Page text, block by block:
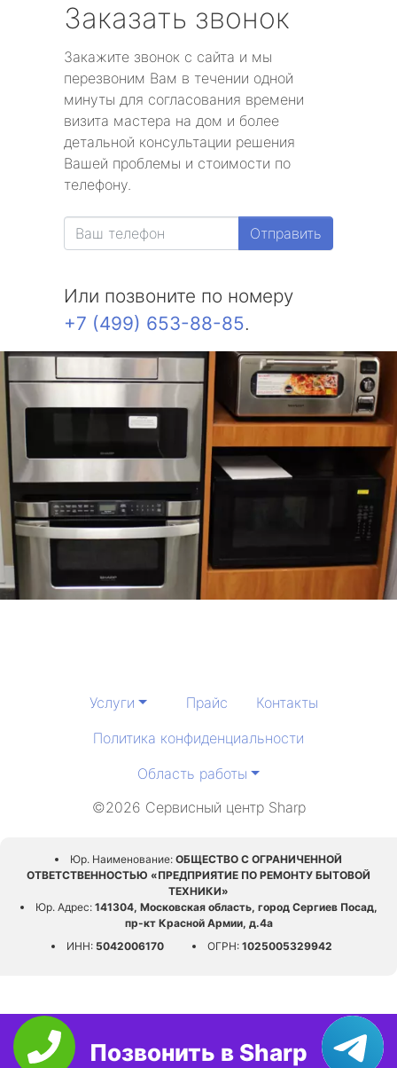
Заказать звонок
Закажите звонок с сайта и мы
перезвоним Вам в течении одной
минуты для согласования времени
визита мастера на дом и более
детальной консультации решения
Вашей проблемы и стоимости по
телефону.
Отправить
Или позвоните по номеру
+7 (499) 653-88-85.
Услуги Прайс
Контакты
Политика конфиденциальности
Область работы
©2026 Сервисный центр Sharp
Юр. Наименование: ОБЩЕСТВО С ОГРАНИЧЕННОЙ
ОТВЕТСТВЕННОСТЬЮ «ПРЕДПРИЯТИЕ ПО РЕМОНТУ БЫТОВОЙ
ТЕХНИКИ»
Юр. Адрес:141304, Московская область, город Сергиев Посад,
пр-кт Красной Армии, д.4а
ИНН:5042006170 ОГРН:1025005329942
Позвонить в Sharp